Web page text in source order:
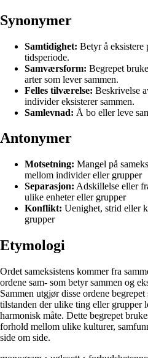
Synonymer
Samtidighet: Betyr å eksistere
tidsperiode.
Samværsform: Begrepet
arter som lever sammen.
Felles tilværelse: Beskrivelse
individer eksisterer sammen.
Samlevnad: Å bo eller leve
Antonymer
Motsetning: Mangel på
mellom individer eller grupper
Separasjon: Adskillelse eller
ulike enheter eller grupper
Konflikt: Uenighet, strid eller
grupper
Etymologi
Ordet sameksistens kommer fra
ordene sam- som betyr sammen og
Sammen utgjør disse ordene
tilstanden der ulike ting eller grupper
harmonisk måte. Dette begrepet
forhold mellom ulike kulturer,
side om side.